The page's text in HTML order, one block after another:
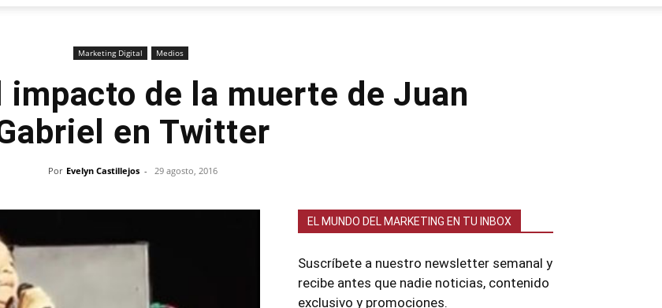
Marketing Digital Medios
de la muerte de Juan
en Twitter
Por Evelyn Castillejos - 29 agosto, 2016
EL MUNDO DEL MARKETING EN TU INBOX
Suscríbete a nuestro newsletter semanal y
recibe antes que nadie noticias, contenido
exclusivo y promociones.